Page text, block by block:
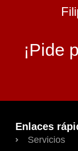
¡Pide
Enlaces
Servicios